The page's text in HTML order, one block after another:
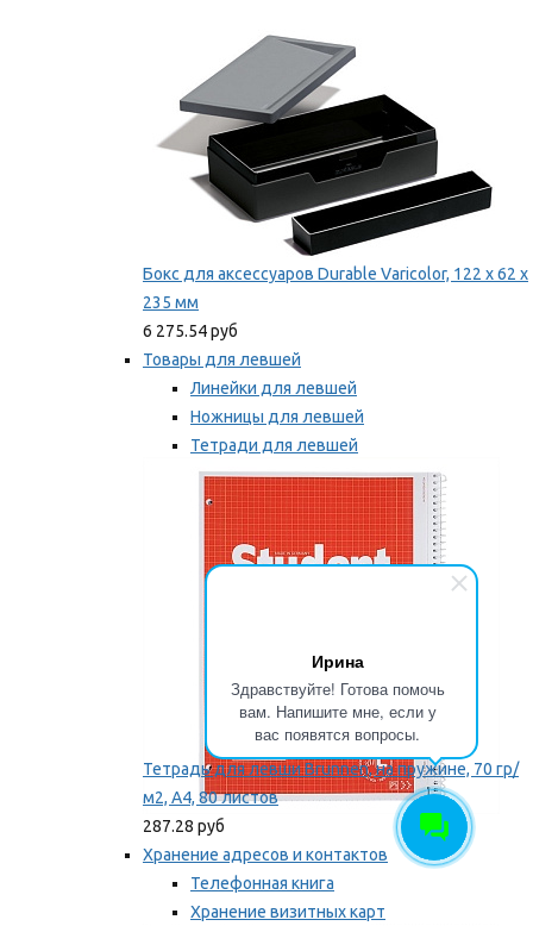
Ирина
Здравствуйте! Готова помочь
вам. Напишите мне, если у
вас появятся вопросы.
Бокс для аксессуаров Durable Varicolor, 122 x 62 x
235 мм
6 275.54 руб
Товары для левшей
Линейки для левшей
Ножницы для левшей
Тетради для левшей
Точилки для левшей
Мы рекомендуем
Тетрадь для левши Brunnen, на пружине, 70 гр/
м2, А4, 80 листов
287.28 руб
Хранение адресов и контактов
Телефонная книга
Хранение визитных карт